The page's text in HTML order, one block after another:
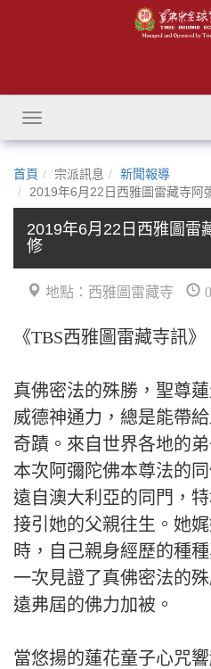
Toggle
navigation
首頁 宗派訊息
新聞報導
2019年6月22日西雅圖雷藏寺阿
2019年6月22日西雅圖雷
修
地點：西雅圖雷藏寺
《TBS西雅圖雷藏寺訊》
真佛密法的殊勝，聖尊
威德神通力，總是能帶
奇蹟。來自世界各地的
本次阿彌陀佛本尊法的
遠自澳大利亞的同門，
接引她的父親往生。她
時，自己親身經歷的種
一次見證了真佛密法的
遠弗屆的佛力加被。
當悠揚的蓮花童子心咒